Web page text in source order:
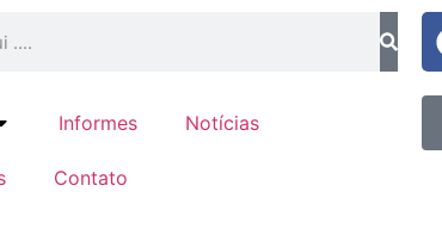
Informes Notícias
Contato